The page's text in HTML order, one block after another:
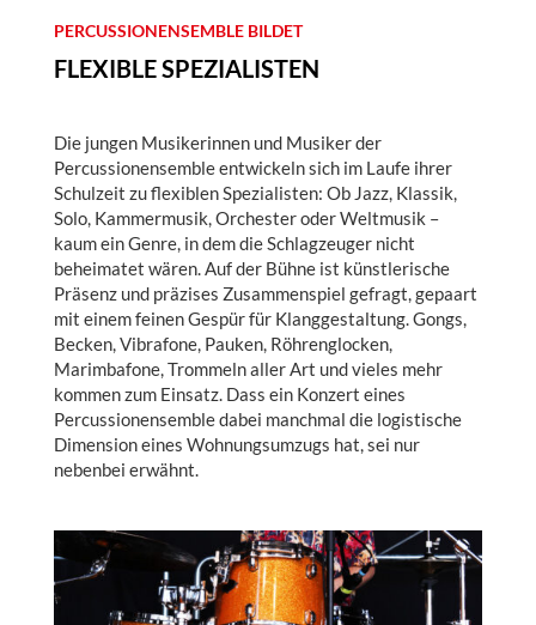
m
R
P
PERCUSSIONENSEMBLE BILDET
FLEXIBLE SPEZIALISTEN
Die jungen Musikerinnen und Musiker der
Percussionensemble entwickeln sich im Laufe ihrer
Schulzeit zu flexiblen Spezialisten: Ob Jazz, Klassik,
Solo, Kammermusik, Orchester oder Weltmusik –
kaum ein Genre, in dem die Schlagzeuger nicht
beheimatet wären. Auf der Bühne ist künstlerische
Präsenz und präzises Zusammenspiel gefragt, gepaart
mit einem feinen Gespür für Klanggestaltung. Gongs,
Becken, Vibrafone, Pauken, Röhrenglocken,
Marimbafone, Trommeln aller Art und vieles mehr
kommen zum Einsatz. Dass ein Konzert eines
Percussionensemble dabei manchmal die logistische
Dimension eines Wohnungsumzugs hat, sei nur
nebenbei erwähnt.